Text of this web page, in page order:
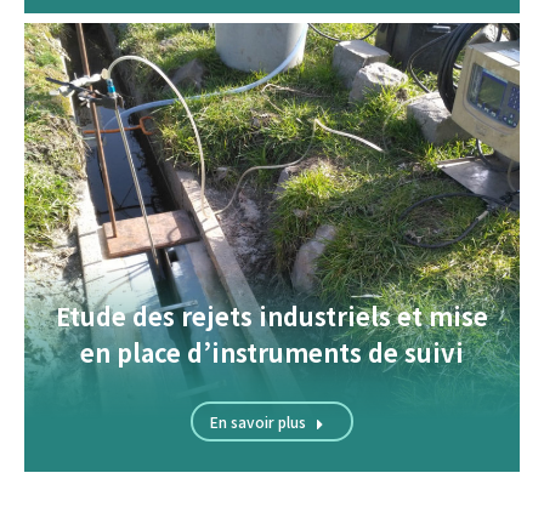
Etude des rejets industriels et mise
en place d’instruments de suivi
En savoir plus